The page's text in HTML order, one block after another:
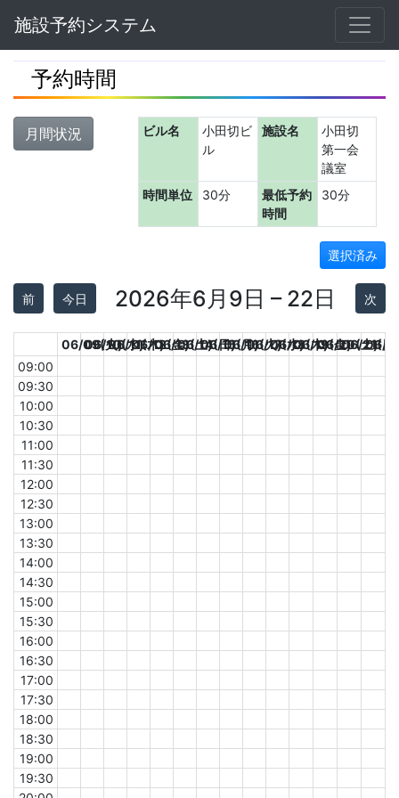
Navbar
施設予約システム
予約時間
月間状況 ビル名
小田切ビ
ル
施設名
小田切
第一会
議室
時間単位
30分
最低予約
時間
30分
選択済み
前 今日 2026年6月9日 – 22日 次
06/09(火)
06/10(水)
06/11(木)
06/12(金)
06/13(土)
06/14(日)
06/15(月)
06/16(火)
06/17(水)
06/18(木)
06/19(金)
06/20(土)
06/21(日)
06/
09:00
09:30
10:00
10:30
11:00
11:30
12:00
12:30
13:00
13:30
14:00
14:30
15:00
15:30
16:00
16:30
17:00
17:30
18:00
18:30
19:00
19:30